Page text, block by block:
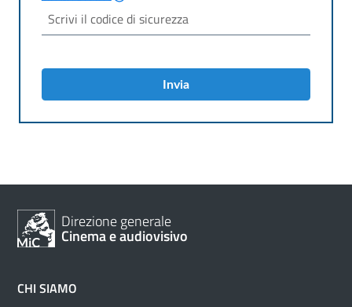
Invia
Direzione generale
Cinema e audiovisivo
CHI SIAMO